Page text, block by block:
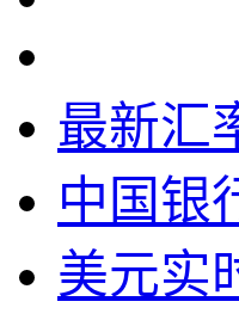
最新汇
中国银
美元实